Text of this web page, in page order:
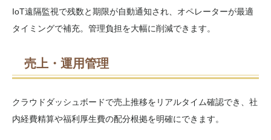
IoT遠隔監視で残数と期限が自動通知され、オペレーターが最適
タイミングで補充。管理負担を大幅に削減できます。
売上・運用管理
クラウドダッシュボードで売上推移をリアルタイム確認でき、社
内経費精算や福利厚生費の配分根拠を明確にできます。